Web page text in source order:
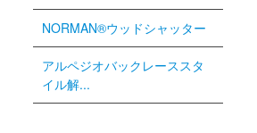
NORMAN®ウッドシャッター
アルペジオバックレーススタ
イル解...